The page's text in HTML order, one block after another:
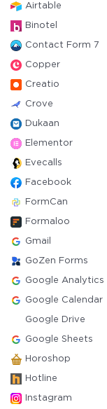
Airtable
Binotel
Contact Form 7
Copper
Creatio
Crove
Dukaan
Elementor
Evecalls
Facebook
FormCan
Formaloo
Gmail
GoZen Forms
Google Analytics
Google Calendar
Google Drive
Google Sheets
Horoshop
Hotline
Instagram